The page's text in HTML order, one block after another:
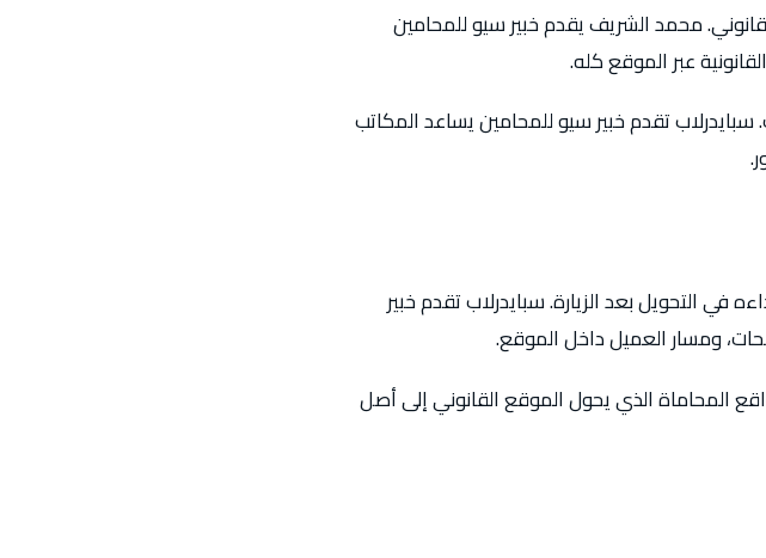
محمد الشريف يقدم خبير سيو للمحامين
عبر الموقع كله.
تقدم خبير سيو للمحامين يساعد المكاتب
التحويل بعد الزيارة. سبايدرلاب تقدم خبير
ومسار العميل داخل الموقع.
المحاماة الذي يحول الموقع القانوني إلى أصل